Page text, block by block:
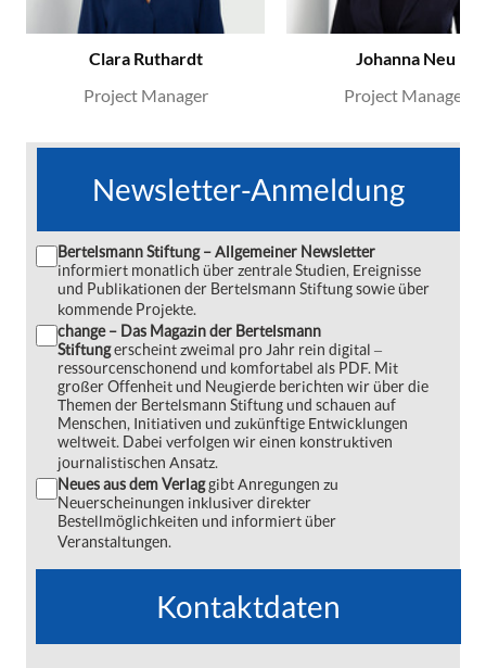
Clara Ruthardt
Project Manager
Johanna Neu
Project Manager
Newsletter-Anmeldung
Bertelsmann Stiftung – Allgemeiner Newsletter
informiert monatlich über zentrale Studien, Ereignisse
und Publikationen der Bertelsmann Stiftung sowie über
kommende Projekte.
change – Das Magazin der Bertelsmann
Stiftungerscheint zweimal pro Jahr rein digital ‒
ressourcenschonend und komfortabel als PDF. Mit
großer Offenheit und Neugierde berichten wir über die
Themen der Bertelsmann Stiftung und schauen auf
Menschen, Initiativen und zukünftige Entwicklungen
weltweit. Dabei verfolgen wir einen konstruktiven
journalistischen Ansatz.
Neues aus dem Verlaggibt Anregungen zu
Neuerscheinungen inklusiver direkter
Bestellmöglichkeiten und informiert über
Veranstaltungen.
Kontaktdaten